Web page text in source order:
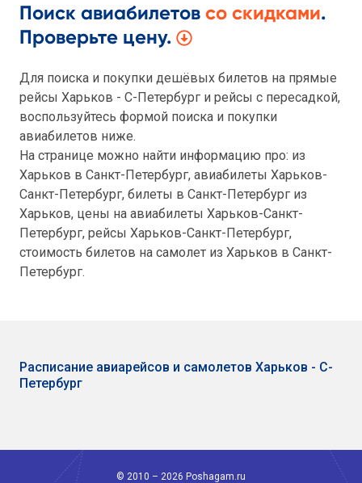
Поиск авиабилетов со скидками.
Проверьте цену.
Для поиска и покупки дешёвых билетов на прямые
рейсы Харьков - С-Петербург и рейсы с пересадкой,
воспользуйтесь формой поиска и покупки
авиабилетов ниже.
На странице можно найти информацию про: из
Харьков в Санкт-Петербург, авиабилеты Харьков-
Санкт-Петербург, билеты в Санкт-Петербург из
Харьков, цены на авиабилеты Харьков-Санкт-
Петербург, рейсы Харьков-Санкт-Петербург,
стоимость билетов на самолет из Харьков в Санкт-
Петербург.
Расписание авиарейсов и самолетов Харьков - С-
Петербург
© 2010 – 2026 Poshagam.ru